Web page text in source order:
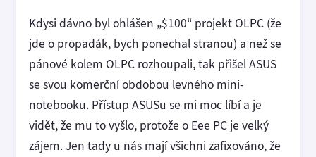
Kdysi dávno byl ohlášen „$100“ projekt OLPC (že
jde o propadák, bych ponechal stranou) a než se
pánové kolem OLPC rozhoupali, tak přišel ASUS
se svou komerční obdobou levného mini-
notebooku. Přístup ASUSu se mi moc líbí a je
vidět, že mu to vyšlo, protože o Eee PC je velký
zájem. Jen tady u nás mají všichni zafixováno, že